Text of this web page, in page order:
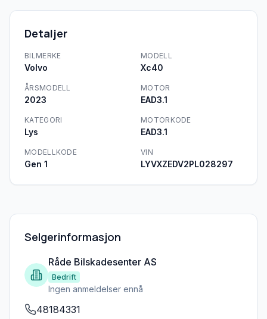
Detaljer
BILMERKE
Volvo
MODELL
Xc40
ÅRSMODELL
2023
MOTOR
EAD3.1
KATEGORI
Lys
MOTORKODE
EAD3.1
MODELLKODE
Gen 1
VIN
LYVXZEDV2PL028297
Selgerinformasjon
Råde Bilskadesenter AS
Bedrift
Ingen anmeldelser ennå
48184331